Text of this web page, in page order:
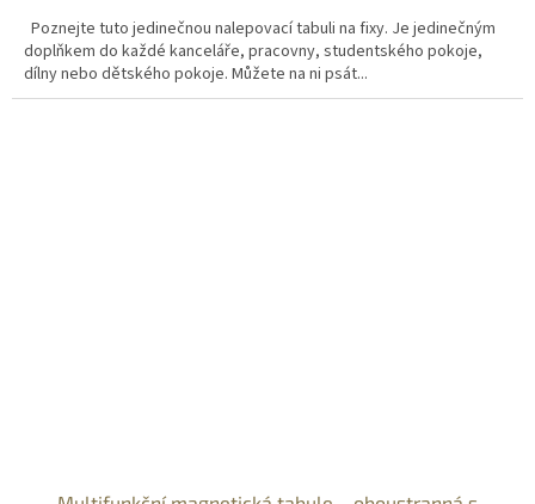
Poznejte tuto jedinečnou nalepovací tabuli na fixy. Je jedinečným
doplňkem do každé kanceláře, pracovny, studentského pokoje,
dílny nebo dětského pokoje. Můžete na ni psát...